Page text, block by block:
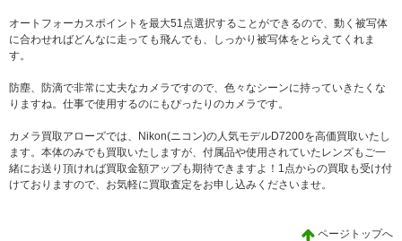
オートフォーカスポイントを最大51点選択することができるので、動く被写体
に合わせればどんなに走っても飛んでも、しっかり被写体をとらえてくれま
す。
防塵、防滴で非常に丈夫なカメラですので、色々なシーンに持っていきたくな
りますね。仕事で使用するのにもぴったりのカメラです。
カメラ買取アローズでは、Nikon(ニコン)の人気モデルD7200を高価買取いたし
ます。本体のみでも買取いたしますが、付属品や使用されていたレンズもご一
緒にお送り頂ければ買取金額アップも期待できますよ！1点からの買取も受け付
けておりますので、お気軽に買取査定をお申し込みくださいませ。
ページトップへ